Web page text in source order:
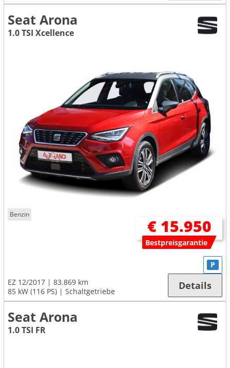
Seat Arona
1.0 TSI Xcellence
Benzin
€ 15.950
Bestpreisgarantie
EZ 12/2017
83.869 km
85 kW (116 PS)
Schaltgetriebe
P
Details
Seat Arona
1.0 TSI FR